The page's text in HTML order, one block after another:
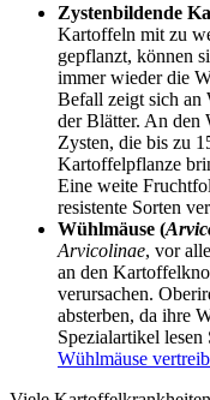
Zystenbildende
Kartoffeln mit zu
gepflanzt, können
immer wieder die
Befall zeigt sich an
der Blätter. An den
Zysten, die bis zu
Kartoffelpflanze
Eine weite
resistente Sorten
Wühlmäuse (
Arvicolinae, vor
an den
verursachen.
absterben, da ihre
Spezialartikel
Wühlmäuse